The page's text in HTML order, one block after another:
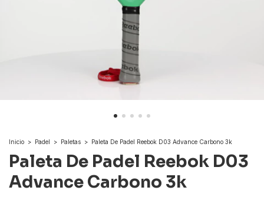
Inicio > Padel > Paletas > Paleta De Padel Reebok D03 Advance Carbono 3k
Paleta De Padel Reebok D03
Advance Carbono 3k